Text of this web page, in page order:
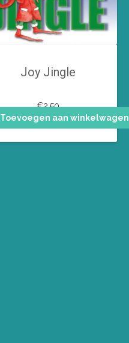
Joy Jingle
€2,50
Toevoegen aan winkelwagen